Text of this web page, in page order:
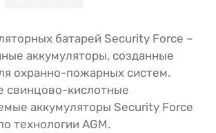
батарей Security Force –
аккумуляторы, созданные
охранно-пожарных систем.
свинцово-кислотные
аккумуляторы Security Force
технологии AGM.